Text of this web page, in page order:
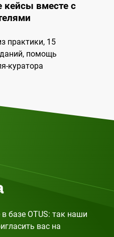
кейсы вместе с
практики, 15
помощь
куратора
базе OTUS: так наши
вас на